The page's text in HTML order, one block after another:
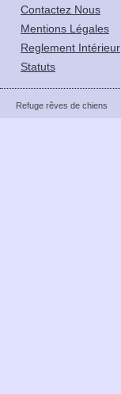
Contactez Nous
Mentions Légales
Reglement Intérieur
Statuts
Refuge rêves de chiens